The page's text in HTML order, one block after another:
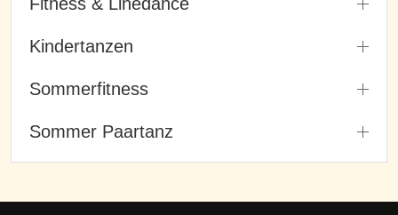
Kindertanzen
Sommerfitness
Sommer Paartanz